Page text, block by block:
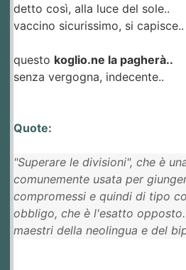
detto così, alla luce del sole..
vaccino sicurissimo, si capisce..
questo koglio.ne la pagherà..
senza vergogna, indecente..
Quote:
"Superare le divisioni", che è
comunemente usata per
compromessi e quindi di tipo
obbligo, che è l'esatto
maestri della neolingua e del